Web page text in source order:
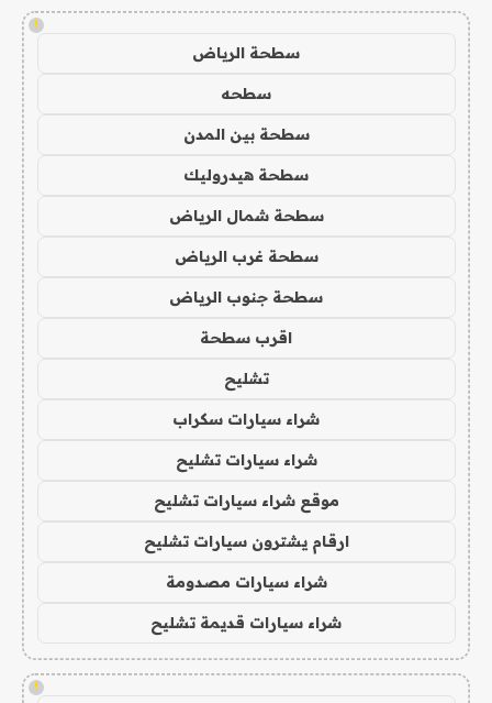
!
سطحة الرياض
سطحه
سطحة بين المدن
سطحة هيدروليك
سطحة شمال الرياض
سطحة غرب الرياض
سطحة جنوب الرياض
اقرب سطحة
تشليح
شراء سيارات سكراب
شراء سيارات تشليح
موقع شراء سيارات تشليح
ارقام يشترون سيارات تشليح
شراء سيارات مصدومة
شراء سيارات قديمة تشليح
!